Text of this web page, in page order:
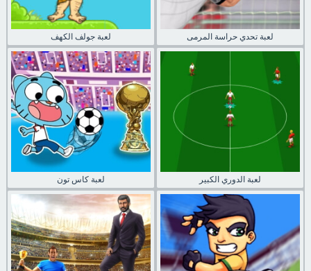
لعبة جولف الكهف لعبة تحدي حراسة المرمى
لعبة كاس تون لعبة الدوري الكبير